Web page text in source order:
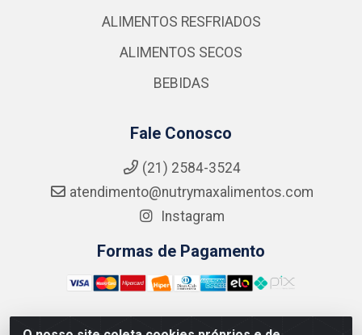
ALIMENTOS RESFRIADOS
ALIMENTOS SECOS
BEBIDAS
Fale Conosco
(21) 2584-3524
atendimento@nutrymaxalimentos.com
Instagram
Formas de Pagamento